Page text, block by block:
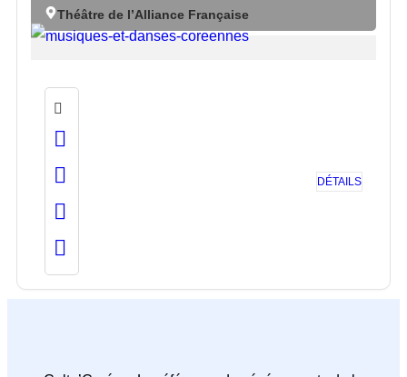
Théâtre de l’Alliance Française
DÉTAILS